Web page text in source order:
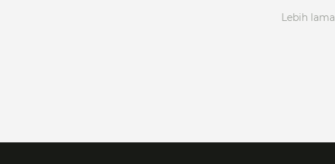
Lebih lama